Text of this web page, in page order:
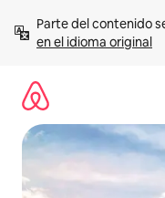
contenido
Parte del contenido
en el idioma original